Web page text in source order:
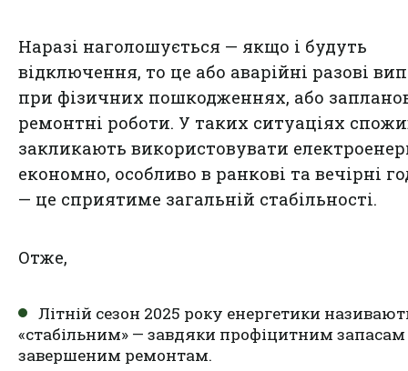
Наразі наголошується — якщо і будуть
відключення, то це або аварійні разові
при фізичних пошкодженнях, або
ремонтні роботи. У таких ситуаціях
закликають використовувати
економно, особливо в ранкові та вечірні
— це сприятиме загальній стабільності.
Отже,
Літній сезон 2025 року енергетики
«стабільним» — завдяки профіцитним запасам
завершеним ремонтам.